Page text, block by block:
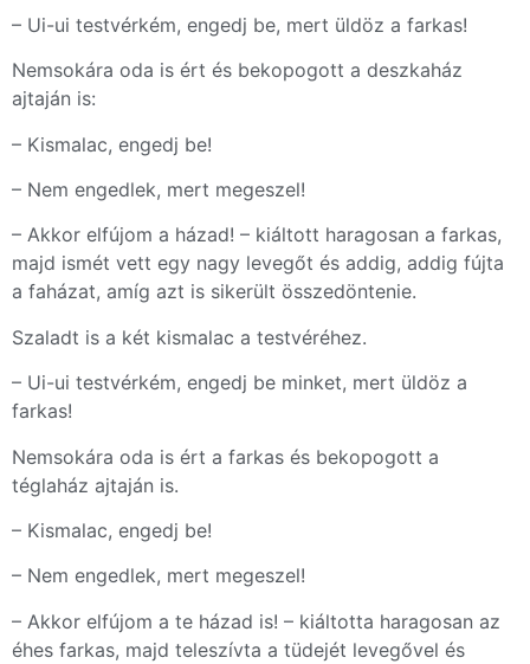
– Ui-ui testvérkém, engedj be, mert üldöz a farkas!
Nemsokára oda is ért és bekopogott a deszkaház
ajtaján is:
– Kismalac, engedj be!
– Nem engedlek, mert megeszel!
– Akkor elfújom a házad! – kiáltott haragosan a farkas,
majd ismét vett egy nagy levegőt és addig, addig fújta
a faházat, amíg azt is sikerült összedöntenie.
Szaladt is a két kismalac a testvéréhez.
– Ui-ui testvérkém, engedj be minket, mert üldöz a
farkas!
Nemsokára oda is ért a farkas és bekopogott a
téglaház ajtaján is.
– Kismalac, engedj be!
– Nem engedlek, mert megeszel!
– Akkor elfújom a te házad is! – kiáltotta haragosan az
éhes farkas, majd teleszívta a tüdejét levegővel és